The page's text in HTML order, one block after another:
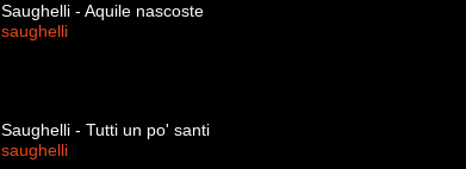
Saughelli - Aquile nascoste
saughelli
Saughelli - Tutti un po' santi
saughelli